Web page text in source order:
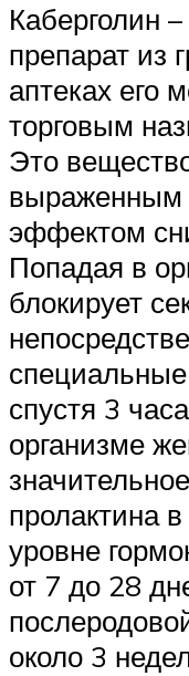
Каберголин
препарат из
аптеках его
торговым
Это
выраженным
эффектом
Попадая в
блокирует
спустя 3
организме
пролактина
уровне
от 7 до 28
около 3